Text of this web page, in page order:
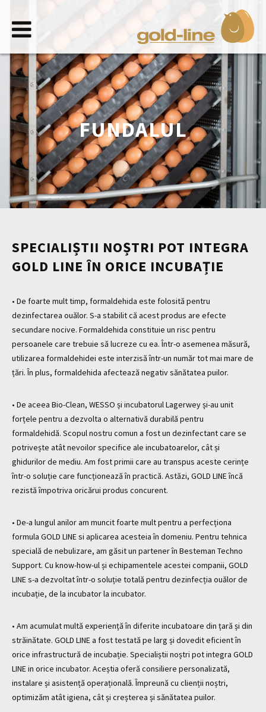
aici
Produs
Fundalul
Parteneriat
Știri
/
SDS
In
Contactați
Romenie
FUNDALUL
SPECIALIȘTII NOȘTRI POT INTEGRA
GOLD LINE ÎN ORICE INCUBAȚIE
• De foarte mult timp, formaldehida este folosită pentru
dezinfectarea ouălor. S-a stabilit că acest produs are efecte
secundare nocive. Formaldehida constituie un risc pentru
persoanele care trebuie să lucreze cu ea. Într-o asemenea măsură,
utilizarea formaldehidei este interzisă într-un număr tot mai mare de
țări. În plus, formaldehida afectează negativ sănătatea puilor.
• De aceea Bio-Clean, WESSO și incubatorul Lagerwey și-au unit
forțele pentru a dezvolta o alternativă durabilă pentru
formaldehidă. Scopul nostru comun a fost un dezinfectant care se
potrivește atât nevoilor specifice ale incubatoarelor, cât și
ghidurilor de mediu. Am fost primii care au transpus aceste cerințe
într-o soluție care funcționează în practică. Astăzi, GOLD LINE încă
rezistă împotriva oricărui produs concurent.
• De-a lungul anilor am muncit foarte mult pentru a perfecționa
formula GOLD LINE si aplicarea acesteia în domeniu. Pentru tehnica
specială de nebulizare, am găsit un partener în Besteman Techno
Support. Cu know-how-ul și echipamentele acestei companii, GOLD
LINE s-a dezvoltat într-o soluție totală pentru dezinfecția ouălor de
incubație, de la incubator la incubator.
• Am acumulat multă experiență în diferite incubatoare din țară și din
străinătate. GOLD LINE a fost testată pe larg și dovedit eficient în
orice infrastructură de incubație. Specialiștii noștri pot integra GOLD
LINE in orice incubator. Aceștia oferă consiliere personalizată,
instalare și asistență operațională. Împreună cu clienții noștri,
optimizăm atât igiena, cât și creșterea și sănătatea puilor.